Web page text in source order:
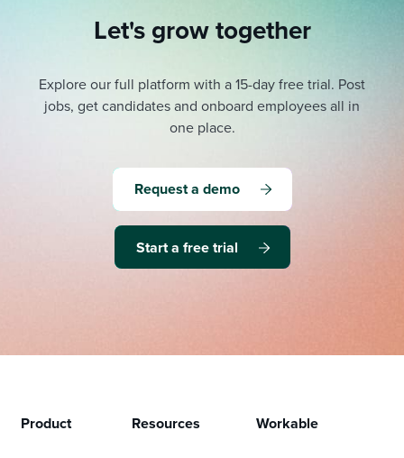
Let's grow together
Explore our full platform with a 15-day free trial. Post
jobs, get candidates and onboard employees all in
one place.
Request a demo
Start a free trial
Product Resources Workable